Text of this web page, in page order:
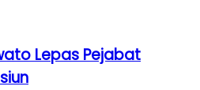
Lepas Pejabat